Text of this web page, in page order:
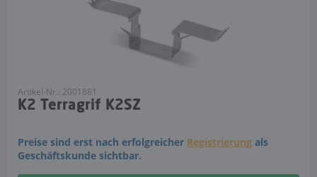
Artikel-Nr.: 2001881
K2 Terragrif K2SZ
Preise sind erst nach erfolgreicher Registrierung als
Geschäftskunde sichtbar.